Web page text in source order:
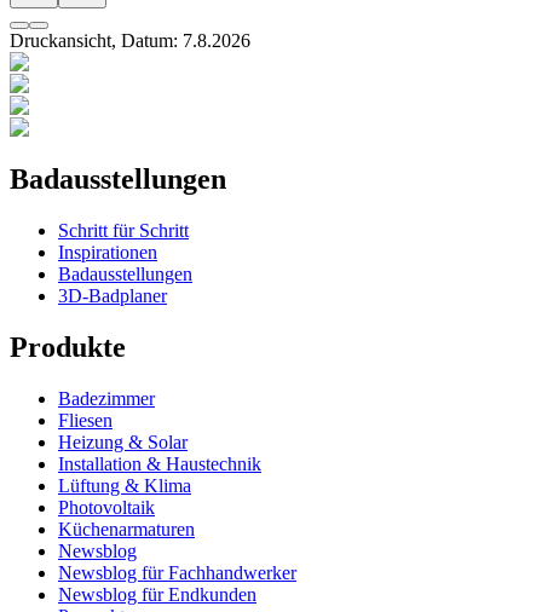
Druckansicht, Datum: 7.8.2026
Badausstellungen
Schritt für Schritt
Inspirationen
Badausstellungen
3D-Badplaner
Produkte
Badezimmer
Fliesen
Heizung & Solar
Installation & Haustechnik
Lüftung & Klima
Photovoltaik
Küchenarmaturen
Newsblog
Newsblog für Fachhandwerker
Newsblog für Endkunden